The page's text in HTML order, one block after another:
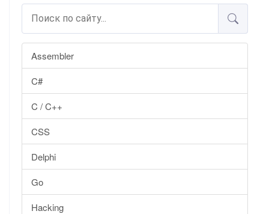
Assembler
C#
C / C++
CSS
Delphi
Go
Hacking